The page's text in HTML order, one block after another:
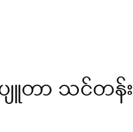
ျူတာ သင်တန်း